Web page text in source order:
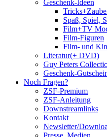
Geschenk-Ideen
Spaß, Spiel,
Film+TV
Film-Figuren
Film- und
Literatur(+ DVD)
Guy Peters
Geschenk-
Noch Fragen?
ZSF-Premium
ZSF-Anleitung
Downstreamlinks
Kontakt
Newsletter/
Presse, Medien